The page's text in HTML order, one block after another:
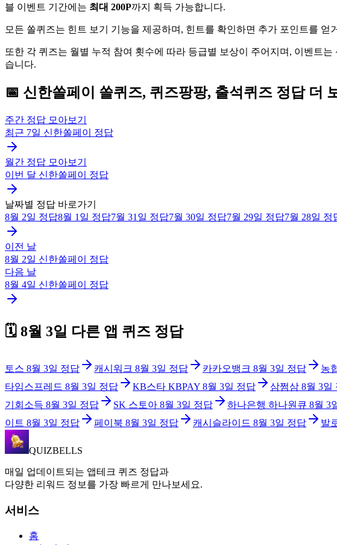
블 이벤트 기간에는 최대 200P까지 획득 가능합니다.
모든 쏠퀴즈는 힌트 보기 기능을 제공하며, 힌트를 확인하면 추가 포인트를
또한 각 퀴즈는 월별 누적 참여 횟수에 따라 등급별 보상이 주어지며, 이벤트
습니다.
📅 신한쏠페이 쏠퀴즈, 퀴즈팡팡, 출석퀴즈 정답 더
주간 정답 모아보기
최근 7일 신한쏠페이 정답
월간 정답 모아보기
이번 달 신한쏠페이 정답
날짜별 정답 바로가기
8월 2일 정답8월 1일 정답7월 31일 정답7월 30일 정답7월 29일 정답7월 28일 정
이전 날
8월 2일 신한쏠페이
정답
다음 날
8월 4일 신한쏠페이 정답
🗓️ 8월 3일 다른 앱 퀴즈 정답
토스 8월 3일 정답 캐시워크 8월 3일 정답 카카오뱅크 8월 3일 정답 농
타임스프레드 8월 3일 정답 KB스타 KBPAY 8월 3일 정답 삼쩜삼 8월 3일
기회소득 8월 3일 정답 SK 스토아 8월 3일 정답 하나은행 하나원큐 8월 3
이트 8월 3일 정답 페이북 8월 3일 정답 캐시슬라이드 8월 3일 정답 발
QUIZBELLS
매일 업데이트되는 앱테크 퀴즈 정답과
다양한 리워드 정보를 가장 빠르게 만나보세요.
서비스
홈